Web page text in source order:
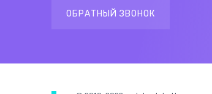
ОБРАТНЫЙ ЗВОНОК